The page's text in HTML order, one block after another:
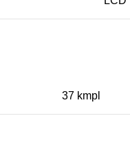
37 kmpl